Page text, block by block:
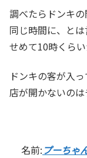
調べたらドンキの
同じ時間に、と
せめて10時くら
ドンキの客が入
店が開かないの
名前:プーちゃ